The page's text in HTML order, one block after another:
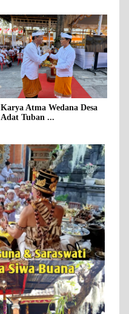
Karya Atma Wedana Desa
Adat Tuban ...